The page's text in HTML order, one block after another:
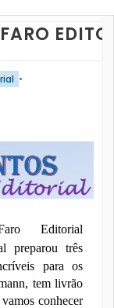
•
Editorial
preparou três
para os
tem livrão
conhecer